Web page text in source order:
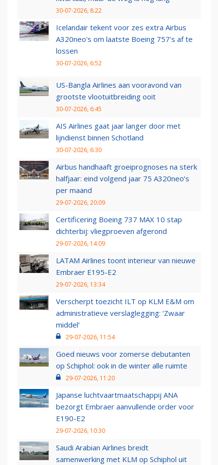
30-07-2026, 8:22
Icelandair tekent voor zes extra Airbus
A320neo's om laatste Boeing 757's af te
lossen
30-07-2026, 6:52
US-Bangla Airlines aan vooravond van
grootste vlootuitbreiding ooit
30-07-2026, 6:45
AIS Airlines gaat jaar langer door met
lijndienst binnen Schotland
30-07-2026, 6:30
Airbus handhaaft groeiprognoses na sterk
halfjaar: eind volgend jaar 75 A320neo’s
per maand
29-07-2026, 20:09
Certificering Boeing 737 MAX 10 stap
dichterbij: vliegproeven afgerond
29-07-2026, 14:09
LATAM Airlines toont interieur van nieuwe
Embraer E195-E2
29-07-2026, 13:34
Verscherpt toezicht ILT op KLM E&M om
administratieve verslaglegging: ‘Zwaar
middel’
29-07-2026, 11:54
Goed nieuws voor zomerse debutanten
op Schiphol: ook in de winter alle ruimte
29-07-2026, 11:20
Japanse luchtvaartmaatschappij ANA
bezorgt Embraer aanvullende order voor
E190-E2
29-07-2026, 10:30
Saudi Arabian Airlines breidt
samenwerking met KLM op Schiphol uit